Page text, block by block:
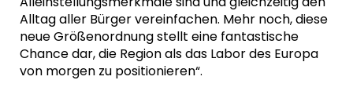
Alltag aller Bürger vereinfachen. Mehr noch, diese
neue Größenordnung stellt eine fantastische
Chance dar, die Region als das Labor des Europa
von morgen zu positionieren“.